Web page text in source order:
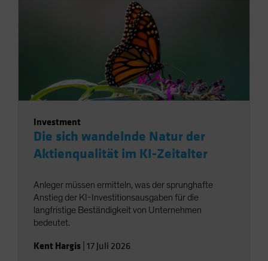
Investment
Die sich wandelnde Natur der
Aktienqualität im KI-Zeitalter
Anleger müssen ermitteln, was der sprunghafte
Anstieg der KI-Investitionsausgaben für die
langfristige Beständigkeit von Unternehmen
bedeutet.
Kent Hargis 17 Juli 2026